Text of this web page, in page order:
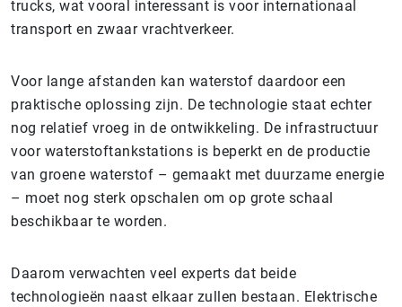
trucks, wat vooral interessant is voor internationaal
transport en zwaar vrachtverkeer.
Voor lange afstanden kan waterstof daardoor een
praktische oplossing zijn. De technologie staat echter
nog relatief vroeg in de ontwikkeling. De infrastructuur
voor waterstoftankstations is beperkt en de productie
van groene waterstof – gemaakt met duurzame energie
– moet nog sterk opschalen om op grote schaal
beschikbaar te worden.
Daarom verwachten veel experts dat beide
technologieën naast elkaar zullen bestaan. Elektrische